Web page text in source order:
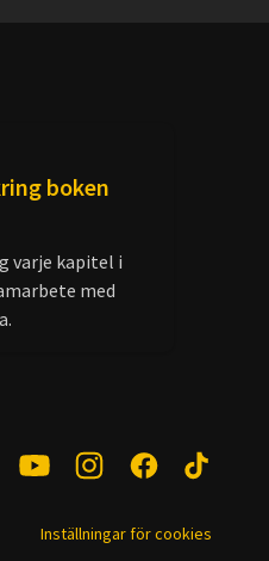
boken
varje kapitel i
med
Inställningar för cookies